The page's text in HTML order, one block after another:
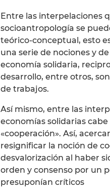
Entre las interpelaciones
socioantropología se
teórico-conceptual, esto
una serie de nociones y
economía solidaria,
desarrollo, entre otros,
de trabajos.
Así mismo, entre las
economías solidarias
«cooperación». Así,
resignificar la noción de
desvalorización al haber
orden y consenso por un
presuponían críticos